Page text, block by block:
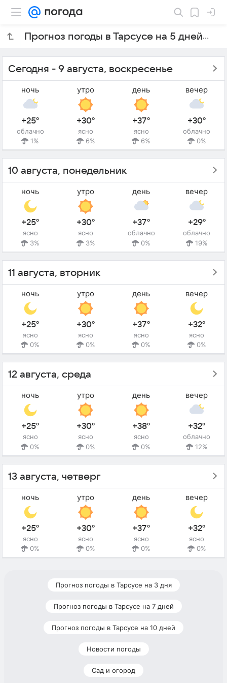
Прогноз погоды в Тарсусе на 5 дней
Сегодня - 9 августа, воскресенье
ночь
+25°
облачно
1%
утро
+30°
ясно
6%
день
+37°
ясно
6%
вечер
+30°
облачно
0%
10 августа, понедельник
ночь
+25°
ясно
3%
утро
+30°
ясно
3%
день
+37°
облачно
0%
вечер
+29°
облачно
19%
11 августа, вторник
ночь
+25°
ясно
0%
утро
+30°
ясно
0%
день
+37°
ясно
0%
вечер
+32°
ясно
0%
12 августа, среда
ночь
+25°
ясно
0%
утро
+30°
ясно
0%
день
+38°
ясно
0%
вечер
+32°
облачно
12%
13 августа, четверг
ночь
+25°
ясно
0%
утро
+30°
ясно
0%
день
+37°
ясно
0%
вечер
+32°
ясно
0%
Прогноз погоды в Тарсусе на 3 дня
Прогноз погоды в Тарсусе на 7 дней
Прогноз погоды в Тарсусе на 10 дней
Новости погоды
Сад и огород